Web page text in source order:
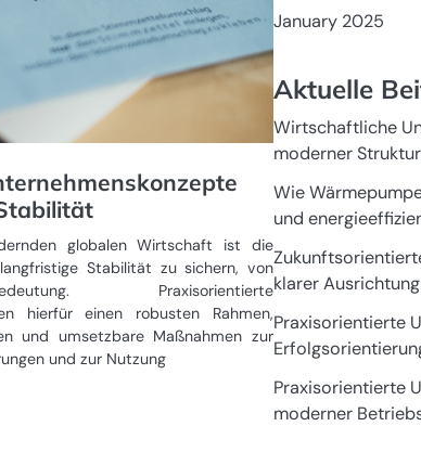
globalen Wirtschaft ist die
Stabilität zu sichern, von
Praxisorientierte
hierfür einen robusten Rahmen,
und umsetzbare Maßnahmen zur
und zur Nutzung
January 2025
Aktuelle
Wirtschaftliche
moderner
Wie
und
klarer Ausrichtung
Praxisorientierte
Praxisorientierte
moderner